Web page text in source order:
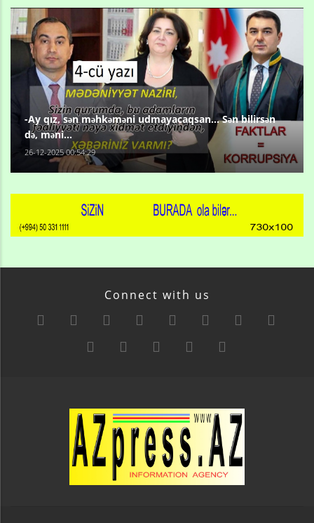
-Ay qız, sən məhkəməni udmayacaqsan... Sən bilirsən
də, məni...
26-12-2025 00:54:29
Connect with us